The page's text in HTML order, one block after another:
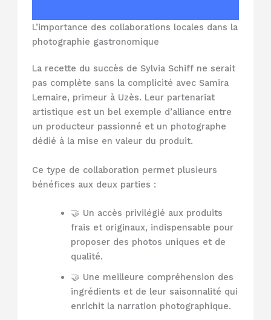
L’importance des collaborations locales dans la
photographie gastronomique
La recette du succès de Sylvia Schiff ne serait
pas complète sans la complicité avec Samira
Lemaire, primeur à Uzès. Leur partenariat
artistique est un bel exemple d’alliance entre
un producteur passionné et un photographe
dédié à la mise en valeur du produit.
Ce type de collaboration permet plusieurs
bénéfices aux deux parties :
🤝 Un accès privilégié aux produits
frais et originaux, indispensable pour
proposer des photos uniques et de
qualité.
🤝 Une meilleure compréhension des
ingrédients et de leur saisonnalité qui
enrichit la narration photographique.